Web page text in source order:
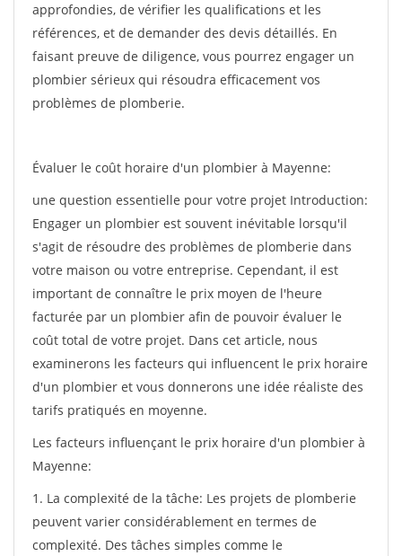
approfondies, de vérifier les qualifications et les
références, et de demander des devis détaillés. En
faisant preuve de diligence, vous pourrez engager un
plombier sérieux qui résoudra efficacement vos
problèmes de plomberie.
Évaluer le coût horaire d'un plombier à Mayenne:
une question essentielle pour votre projet Introduction:
Engager un plombier est souvent inévitable lorsqu'il
s'agit de résoudre des problèmes de plomberie dans
votre maison ou votre entreprise. Cependant, il est
important de connaître le prix moyen de l'heure
facturée par un plombier afin de pouvoir évaluer le
coût total de votre projet. Dans cet article, nous
examinerons les facteurs qui influencent le prix horaire
d'un plombier et vous donnerons une idée réaliste des
tarifs pratiqués en moyenne.
Les facteurs influençant le prix horaire d'un plombier à
Mayenne:
1. La complexité de la tâche: Les projets de plomberie
peuvent varier considérablement en termes de
complexité. Des tâches simples comme le